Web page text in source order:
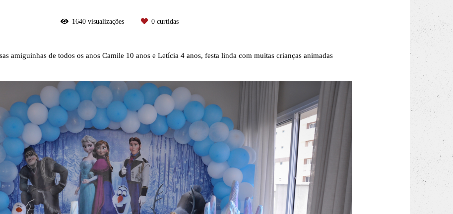
1640 visualizações 0 curtidas
amiguinhas de todos os anos Camile 10 anos e Letícia 4 anos, festa linda com muitas crianças animadas